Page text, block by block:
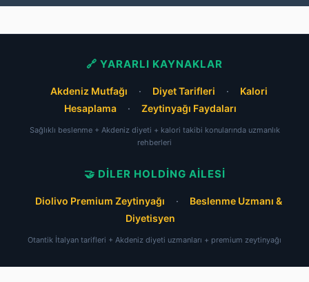
🔗 YARARLI KAYNAKLAR
Akdeniz Mutfağı · Diyet Tarifleri ·
Kalori
Hesaplama
· Zeytinyağı Faydaları
Sağlıklı beslenme + Akdeniz diyeti + kalori takibi konularında uzmanlık
rehberleri
🤝 DILER HOLDING AILESI
Diolivo Premium Zeytinyağı ·
Beslenme Uzmanı &
Diyetisyen
Otantik İtalyan tarifleri + Akdeniz diyeti uzmanları + premium zeytinyağı